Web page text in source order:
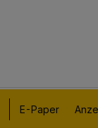
E-Paper